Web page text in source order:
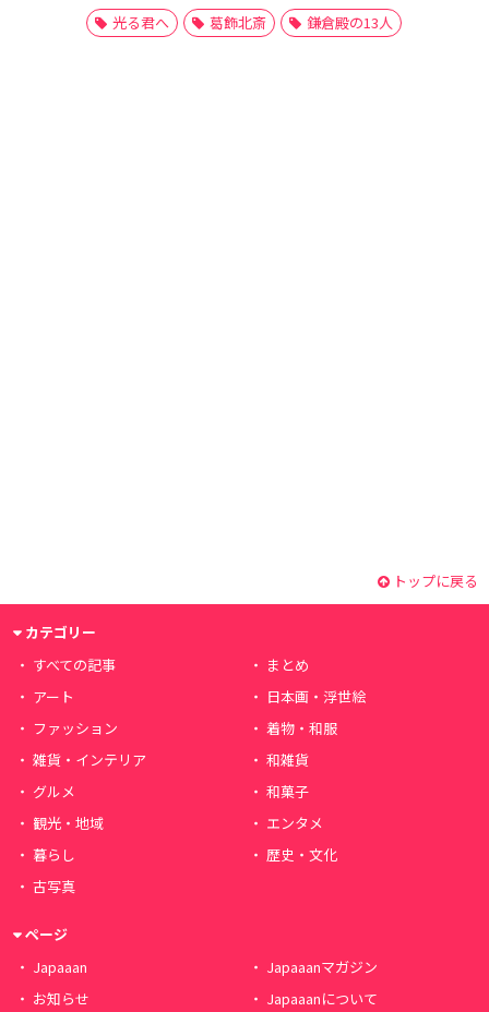
光る君へ
葛飾北斎 鎌倉殿の13人
トップに戻る
カテゴリー
すべての記事
まとめ
アート
日本画・浮世絵
ファッション
着物・和服
雑貨・インテリア
和雑貨
グルメ
和菓子
観光・地域
エンタメ
暮らし
歴史・文化
古写真
ページ
Japaaan
Japaaanマガジン
お知らせ
Japaaanについて